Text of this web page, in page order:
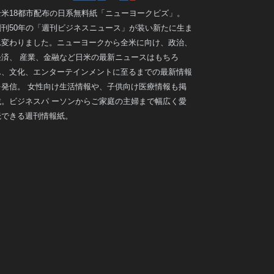
18都市配布の日系無料紙「ニューヨークビズ」。
50年の「週刊ビジネスニュース」が装い新たに生ま
わりました。ニューヨークから全米に向け、政治、
、 産業、金融など日米の最新ニュースはもちろ
文化、エンターテインメントに至るまでの最新情報
信。 女性向け生活情報や、子供向け医療情報も掲
ビジネスパ ーソンからご家庭の主婦まで幅広く愛
きる週刊情報紙。